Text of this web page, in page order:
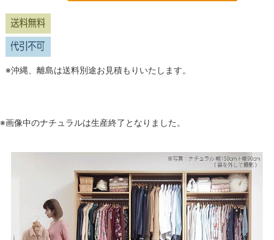
※沖縄、離島は送料別途お見積もりいたします。
※画像中のナチュラルは生産終了となりました。